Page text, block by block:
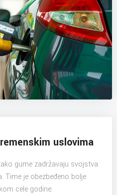
uslovima
gume zadržavaju svojstva
Time je obezbeđeno bolje
cele godine.